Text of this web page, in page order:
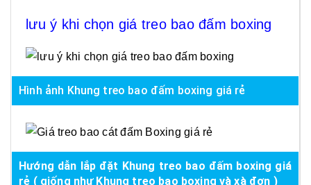
lưu ý khi chọn giá treo bao đấm boxing
Hình ảnh Khung treo bao đấm boxing giá rẻ
Hướng dẫn lắp đặt Khung treo bao đấm boxing giá
rẻ ( giống như Khung treo bao boxing và xà đơn )